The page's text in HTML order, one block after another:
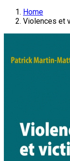
Home
Violences et